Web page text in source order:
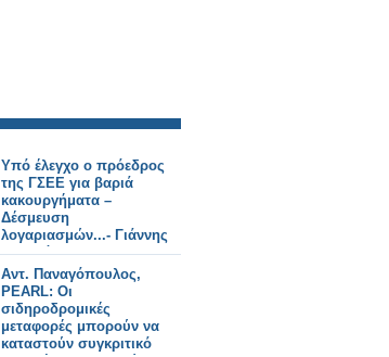
Υπό έλεγχο ο πρόεδρος
της ΓΣΕΕ για βαριά
κακουργήματα –
Δέσμευση
λογαριασμών...- Γιάννης
Παναγόπουλος: Η
αποκατάσταση της
αλήθειας είναι θέμα
χρόνου
Αντ. Παναγόπουλος,
PEARL: Οι
σιδηροδρομικές
μεταφορές μπορούν να
καταστούν συγκριτικό